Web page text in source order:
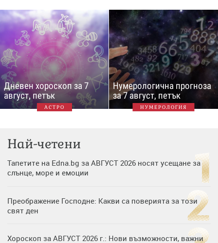
Дневен хороскоп за 7
август, петък
АСТРО
Нумерологична прогноза
за 7 август, петък
НУМЕРОЛОГИЯ
Най-четени
Тапетите на Edna.bg за АВГУСТ 2026 носят усещане за
слънце, море и емоции
Преображение Господне: Какви са поверията за този
свят ден
Хороскоп за АВГУСТ 2026 г.: Нови възможности, важни